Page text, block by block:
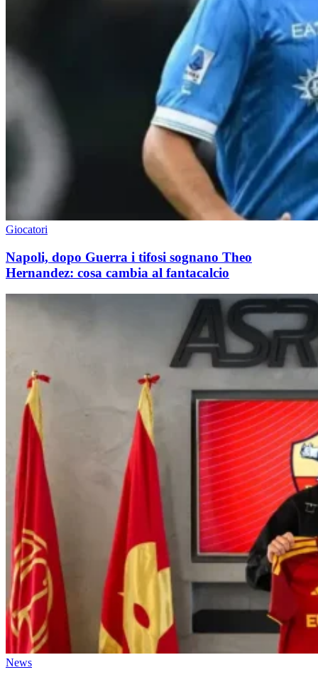
Giocatori
Napoli, dopo Guerra i tifosi sognano Theo
Hernandez: cosa cambia al fantacalcio
News